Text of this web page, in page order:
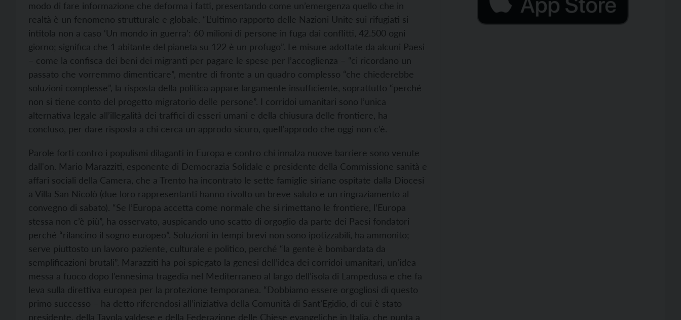
modo di fare informazione che deforma i fatti, presentando come un’emergenza quello che in
realtà è un fenomeno strutturale e globale. “L’ultimo rapporto delle Nazioni Unite sui rifugiati si
intitola non a caso ‘Un mondo in guerra’: 60 milioni di persone in fuga dai conflitti, 42.500 ogni
giorno; significa che 1 abitante del pianeta su 122 è un profugo”. Le misure adottate da alcuni Paesi
– come la confisca dei beni dei migranti per pagare le spese per l’accoglienza – “ci ricordano un
passato che vorremmo dimenticare”, mentre di fronte a un quadro complesso “che chiederebbe
soluzioni complesse”, la risposta della politica appare largamente insufficiente, soprattutto “perché
non si tiene conto del progetto migratorio delle persone”. I corridoi umanitari sono l’unica
alternativa legale all’illegalità dei traffici di esseri umani e della chiusura delle frontiere, ha
concluso, per dare risposta a chi cerca un approdo sicuro, quell’approdo che oggi non c’è.
Parole forti contro i populismi dilaganti in Europa e contro chi innalza nuove barriere sono venute
dall'on. Mario Marazziti, esponente di Democrazia Solidale e presidente della Commissione sanità e
affari sociali della Camera, che a Trento ha incontrato le sette famiglie siriane ospitate dalla Diocesi
a Villa San Nicolò (due loro rappresentanti hanno rivolto un breve saluto e un ringraziamento al
convegno di sabato). “Se l’Europa accetta come normale che si rimettano le frontiere, l’Europa
stessa non c’è più”, ha osservato, auspicando uno scatto di orgoglio da parte dei Paesi fondatori
perché “rilancino il sogno europeo”. Soluzioni in tempi brevi non sono ipotizzabili, ha ammonito;
serve piuttosto un lavoro paziente, culturale e politico, perché “la gente è bombardata da
semplificazioni brutali”. Marazziti ha poi spiegato la genesi dell’idea dei corridoi umanitari, un’idea
messa a fuoco dopo l’ennesima tragedia nel Mediterraneo al largo dell’isola di Lampedusa e che fa
leva sulla direttiva europea per la protezione temporanea. “Dobbiamo essere orgogliosi di questo
primo successo – ha detto riferendosi all’iniziativa della Comunità di Sant’Egidio, di cui è stato
presidente, della Tavola valdese e della Federazione delle Chiese evangeliche in Italia, che punta a